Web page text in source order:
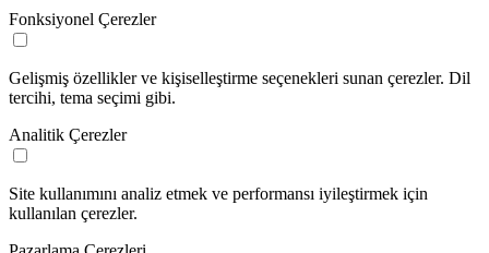
Fonksiyonel Çerezler
Gelişmiş özellikler ve kişiselleştirme seçenekleri sunan çerezler. Dil
tercihi, tema seçimi gibi.
Analitik Çerezler
Site kullanımını analiz etmek ve performansı iyileştirmek için
kullanılan çerezler.